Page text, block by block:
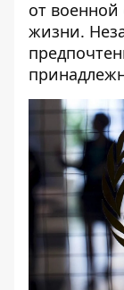
от
жизни.